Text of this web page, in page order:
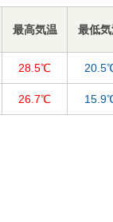
最高気温 最低
28.5℃
26.7℃